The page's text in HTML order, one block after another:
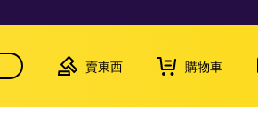
賣東西 購物車